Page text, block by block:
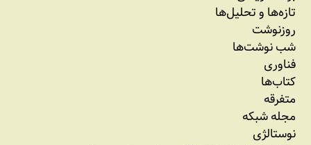
تازه‌‌ها و تحلیل‌ها
روزنوشت
شب نوشت‌ها
فناوری
کتاب‌ها
متفرقه
مجله شبکه
نوستالژی